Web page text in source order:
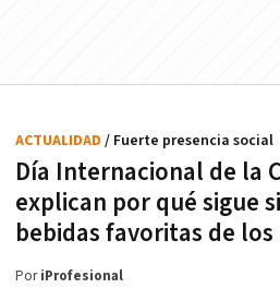
Día Internacional de la
explican por qué sigue
bebidas favoritas de
ACTUALIDAD / Fuerte presencia social
PoriProfesional